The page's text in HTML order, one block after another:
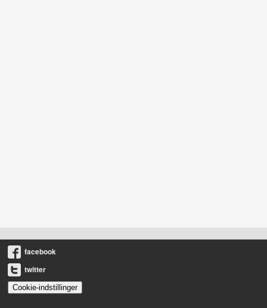
facebook
twitter
Cookie-indstillinger